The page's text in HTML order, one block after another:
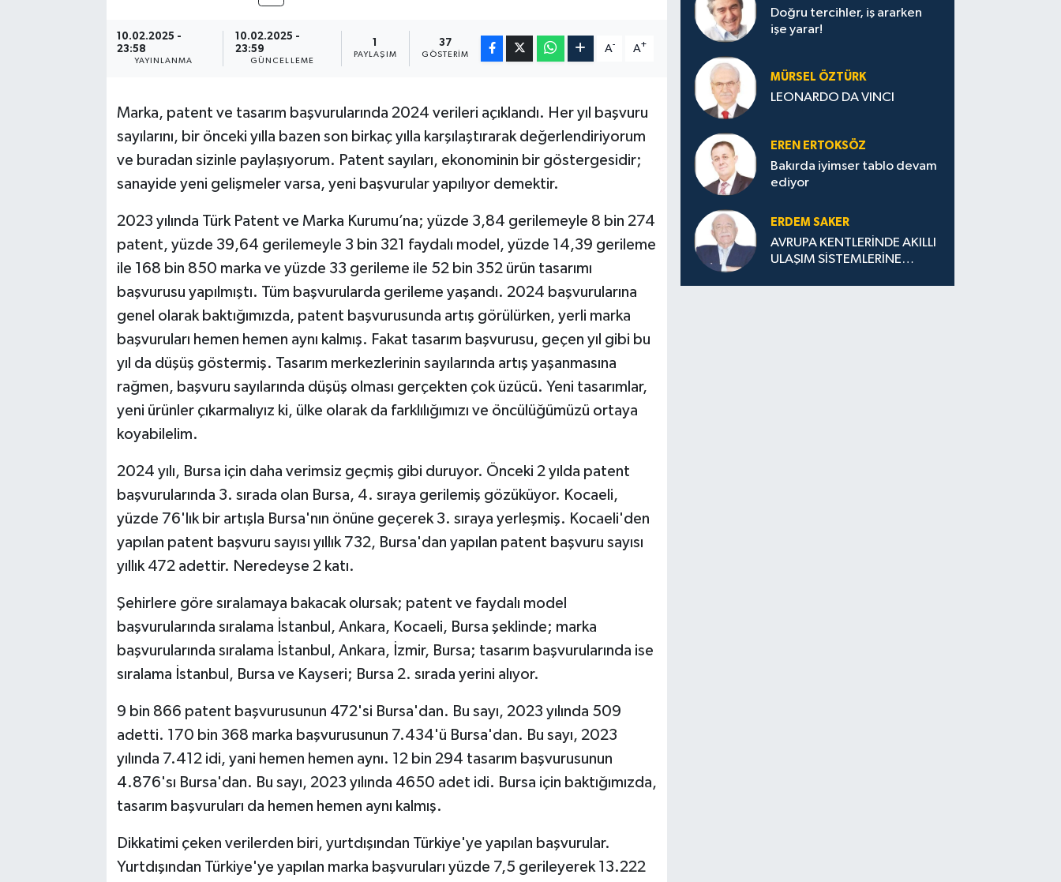
10.02.2025 -
23:58
YAYINLANMA
10.02.2025 -
23:59
GÜNCELLEME
PAYLAŞIM
37
GÖSTERIM
A- A+
Marka, patent ve tasarım başvurularında 2024 verileri açıklandı. Her yıl başvuru
sayılarını, bir önceki yılla bazen son birkaç yılla karşılaştırarak değerlendiriyorum
ve buradan sizinle paylaşıyorum. Patent sayıları, ekonominin bir göstergesidir;
sanayide yeni gelişmeler varsa, yeni başvurular yapılıyor demektir.
2023 yılında Türk Patent ve Marka Kurumu’na; yüzde 3,84 gerilemeyle 8 bin 274
patent, yüzde 39,64 gerilemeyle 3 bin 321 faydalı model, yüzde 14,39 gerileme
ile 168 bin 850 marka ve yüzde 33 gerileme ile 52 bin 352 ürün tasarımı
başvurusu yapılmıştı. Tüm başvurularda gerileme yaşandı. 2024 başvurularına
genel olarak baktığımızda, patent başvurusunda artış görülürken, yerli marka
başvuruları hemen hemen aynı kalmış. Fakat tasarım başvurusu, geçen yıl gibi bu
yıl da düşüş göstermiş. Tasarım merkezlerinin sayılarında artış yaşanmasına
rağmen, başvuru sayılarında düşüş olması gerçekten çok üzücü. Yeni tasarımlar,
yeni ürünler çıkarmalıyız ki, ülke olarak da farklılığımızı ve öncülüğümüzü ortaya
koyabilelim.
2024 yılı, Bursa için daha verimsiz geçmiş gibi duruyor. Önceki 2 yılda patent
başvurularında 3. sırada olan Bursa, 4. sıraya gerilemiş gözüküyor. Kocaeli,
yüzde 76'lık bir artışla Bursa'nın önüne geçerek 3. sıraya yerleşmiş. Kocaeli'den
yapılan patent başvuru sayısı yıllık 732, Bursa'dan yapılan patent başvuru sayısı
yıllık 472 adettir. Neredeyse 2 katı.
Şehirlere göre sıralamaya bakacak olursak; patent ve faydalı model
başvurularında sıralama İstanbul, Ankara, Kocaeli, Bursa şeklinde; marka
başvurularında sıralama İstanbul, Ankara, İzmir, Bursa; tasarım başvurularında ise
sıralama İstanbul, Bursa ve Kayseri; Bursa 2. sırada yerini alıyor.
9 bin 866 patent başvurusunun 472'si Bursa'dan. Bu sayı, 2023 yılında 509
adetti. 170 bin 368 marka başvurusunun 7.434'ü Bursa'dan. Bu sayı, 2023
yılında 7.412 idi, yani hemen hemen aynı. 12 bin 294 tasarım başvurusunun
4.876'sı Bursa'dan. Bu sayı, 2023 yılında 4650 adet idi. Bursa için baktığımızda,
tasarım başvuruları da hemen hemen aynı kalmış.
Dikkatimi çeken verilerden biri, yurtdışından Türkiye'ye yapılan başvurular.
Yurtdışından Türkiye'ye yapılan marka başvuruları yüzde 7,5 gerileyerek 13.222
Doğru tercihler, iş ararken
işe yarar!
MÜRSEL ÖZTÜRK
LEONARDO DA VINCI
EREN ERTOKSÖZ
Bakırda iyimser tablo devam
ediyor
ERDEM SAKER
AVRUPA KENTLERİNDE AKILLI
ULAŞIM SİSTEMLERİNE